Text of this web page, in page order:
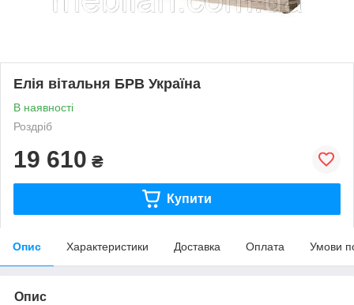
Елія вітальня БРВ Україна
В наявності
Роздріб
19 610 ₴
Купити
Опис Характеристики Доставка Оплата Умови
Опис